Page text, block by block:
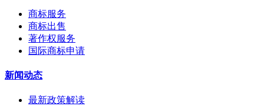
商标服务
商标出售
著作权服务
国际商标申请
新闻动态
最新政策解读